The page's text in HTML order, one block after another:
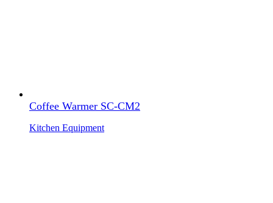
Coffee Warmer SC-CM2
Kitchen Equipment